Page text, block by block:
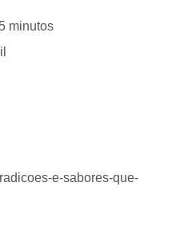
minutos
e-sabores-que-